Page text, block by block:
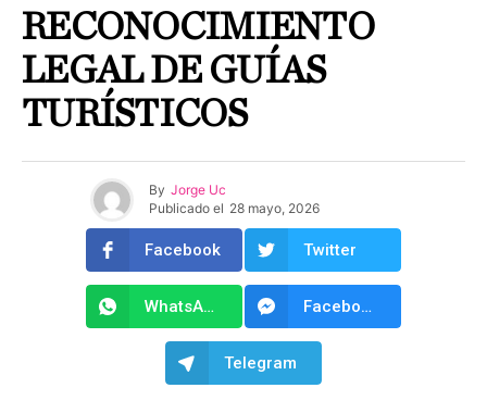
RECONOCIMIENTO
LEGAL DE GUÍAS
TURÍSTICOS
By Jorge Uc
Publicado el 28 mayo, 2026
Facebook Twitter
WhatsApp Facebook Messenger
Telegram